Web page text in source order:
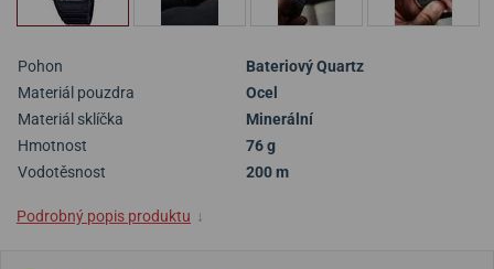
Pohon
Bateriový Quartz
Materiál pouzdra
Ocel
Materiál sklíčka
Minerální
Hmotnost
76 g
Vodotěsnost
200 m
Podrobný popis produktu ↓